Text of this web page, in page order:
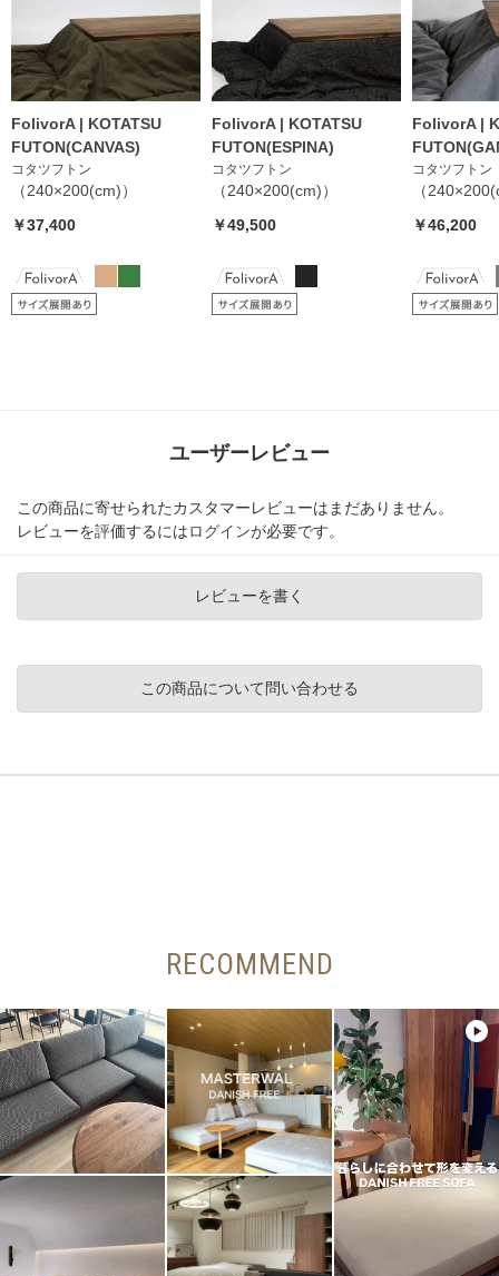
FolivorA | KOTATSU
FUTON(CANVAS)
コタツフトン
（240×200(cm)）
￥37,400
FolivorA | KOTATSU
FUTON(ESPINA)
コタツフトン
（240×200(cm)）
￥49,500
FolivorA |
コタツフトン
（
￥46,200
ユーザーレビュー
この商品に寄せられたカスタマーレビューはまだありません。
レビューを評価するにはログインが必要です。
レビューを書く
この商品について問い合わせる
RECOMMEND